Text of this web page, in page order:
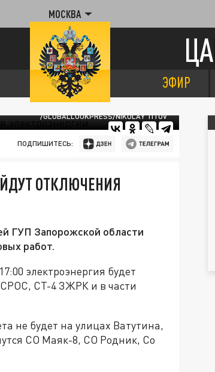
МОСКВА
ЭФИР
/GLOBALLOOKPRESS/NIKOLAY TITOV
ПОДПИШИТЕСЬ:
ОТКЛЮЧЕНИЯ
ГУП Запорожской области
работ.
электроэнергия будет
СРОС, СТ-4 ЗЖРК и в части
не будет на улицах Ватутина,
СО Маяк-8, СО Родник, Со